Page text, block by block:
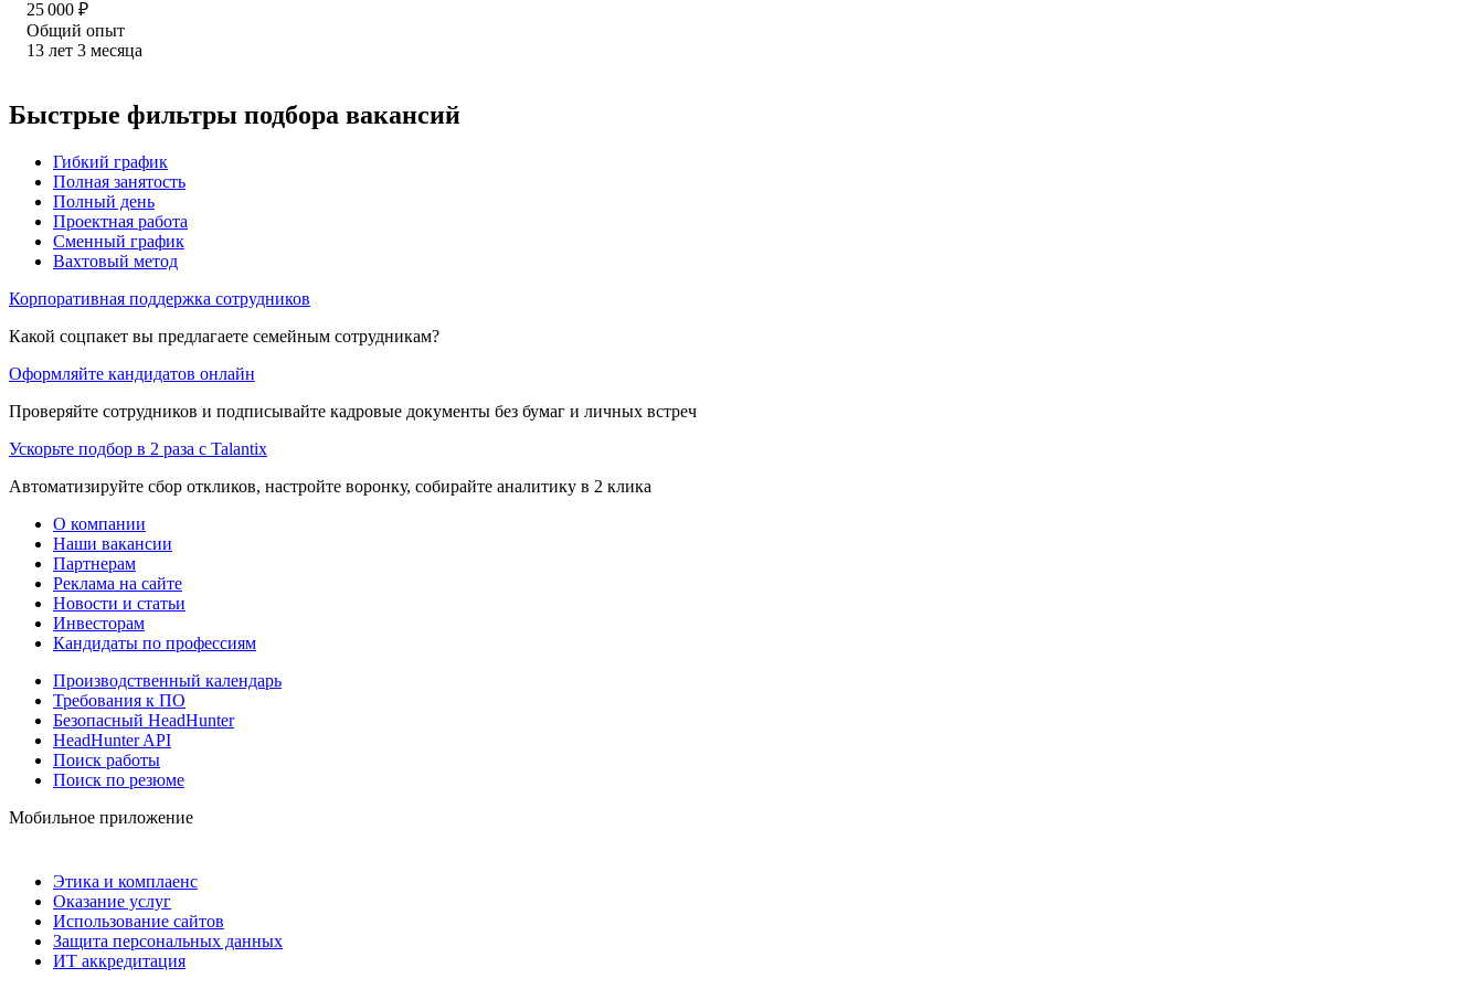
25 000 ₽
Общий опыт
13 лет 3 месяца
Быстрые фильтры подбора вакансий
Гибкий график
Полная занятость
Полный день
Проектная работа
Сменный график
Вахтовый метод
Корпоративная поддержка сотрудников
Какой соцпакет вы предлагаете семейным сотрудникам?
Оформляйте кандидатов онлайн
Проверяйте сотрудников и подписывайте кадровые документы без бумаг и личных встреч
Ускорьте подбор в 2 раза с Talantix
Автоматизируйте сбор откликов, настройте воронку, собирайте аналитику в 2 клика
О компании
Наши вакансии
Партнерам
Реклама на сайте
Новости и статьи
Инвесторам
Кандидаты по профессиям
Производственный календарь
Требования к ПО
Безопасный HeadHunter
HeadHunter API
Поиск работы
Поиск по резюме
Мобильное приложение
Этика и комплаенс
Оказание услуг
Использование сайтов
Защита персональных данных
ИТ аккредитация